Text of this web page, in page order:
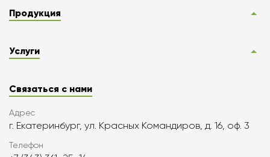
Продукция
Услуги
Связаться с нами
Адрес
г. Екатеринбург, ул. Красных Командиров, д. 16, оф. 3
Телефон